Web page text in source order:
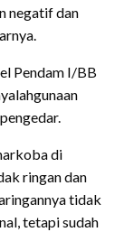
negatif dan
Pendam I/BB
di
ringan dan
tidak
tetapi sudah